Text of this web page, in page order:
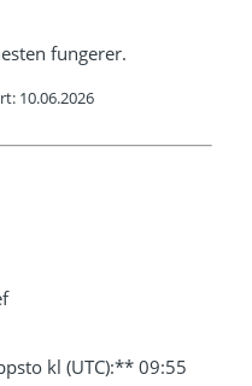
fungerer.
10.06.2026
kl (UTC):** 09:55